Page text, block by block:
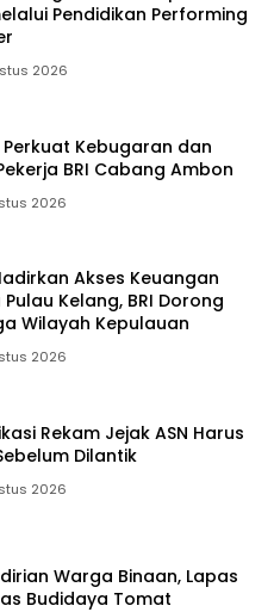
Pendidikan Performing
2026
Perkuat Kebugaran dan
BRI Cabang Ambon
2026
Akses Keuangan
Kelang, BRI Dorong
Wilayah Kepulauan
2026
Rekam Jejak ASN Harus
Dilantik
2026
Warga Binaan, Lapas
Budidaya Tomat